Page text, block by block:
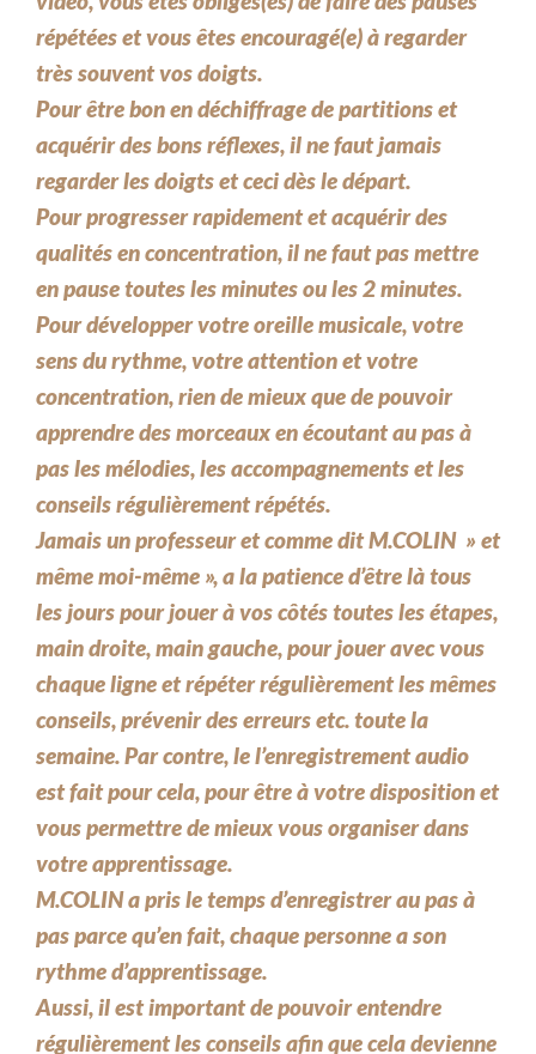
répétées et vous êtes encouragé(e) à regarder
très souvent vos doigts.
Pour être bon en déchiffrage de partitions et
acquérir des bons réflexes, il ne faut jamais
regarder les doigts et ceci dès le départ.
Pour progresser rapidement et acquérir des
qualités en concentration, il ne faut pas mettre
en pause toutes les minutes ou les 2 minutes.
Pour développer votre oreille musicale, votre
sens du rythme, votre attention et votre
concentration, rien de mieux que de pouvoir
apprendre des morceaux en écoutant au pas à
pas les mélodies, les accompagnements et les
conseils régulièrement répétés.
Jamais un professeur et comme dit M.COLIN » et
même moi-même », a la patience d’être là tous
les jours pour jouer à vos côtés toutes les étapes,
main droite, main gauche, pour jouer avec vous
chaque ligne et répéter régulièrement les mêmes
conseils, prévenir des erreurs etc. toute la
semaine. Par contre, le l’enregistrement audio
est fait pour cela, pour être à votre disposition et
vous permettre de mieux vous organiser dans
votre apprentissage.
M.COLIN a pris le temps d’enregistrer au pas à
pas parce qu’en fait, chaque personne a son
rythme d’apprentissage.
Aussi, il est important de pouvoir entendre
régulièrement les conseils afin que cela devienne